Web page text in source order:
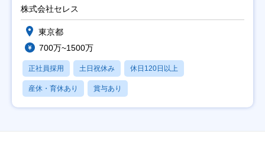
株式会社セレス
東京都
700万~1500万
正社員採用 土日祝休み 休日120日以上
産休・育休あり 賞与あり